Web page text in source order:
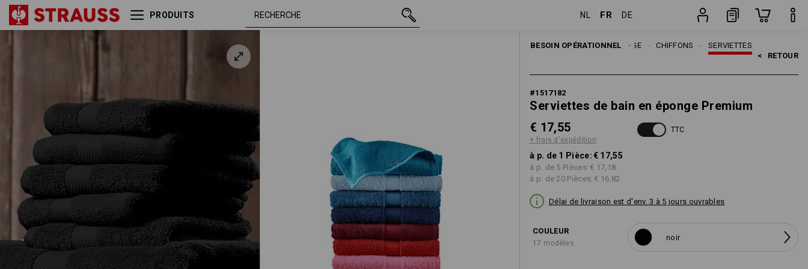
PRODUITS NL FR DE
BESOIN OPÉRATIONNEL SERVIETTES
CHIFFONS
NETTOYAGE
< RETOUR
#1517182
Serviettes de bain en éponge Premium
€ 17,55
+ frais d'expédition
TTC
à p. de 1 Pièce:€ 17,55
à p. de 5 Pièces: € 17,18
à p. de 20 Pièces: € 16,82
Délai de livraison est d'env. 3 à 5 jours ouvrables
COULEUR
17 modèles
noir
Serviettes de bain en éponge
Premium
noir € 17,55